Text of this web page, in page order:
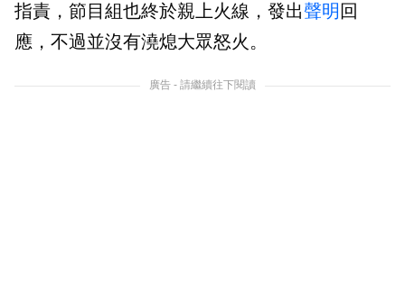
指責，節目組也終於親上火線，發出聲明 回
應，不過並沒有澆熄大眾怒火。
廣告 - 請繼續往下閱讀